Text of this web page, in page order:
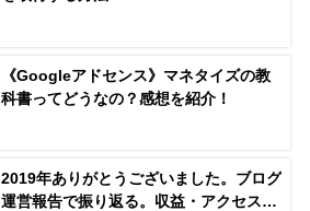
《Googleアドセンス》マネタイズの教
科書ってどうなの？感想を紹介！
2019年ありがとうございました。ブログ
運営報告で振り返る。収益・アクセス数